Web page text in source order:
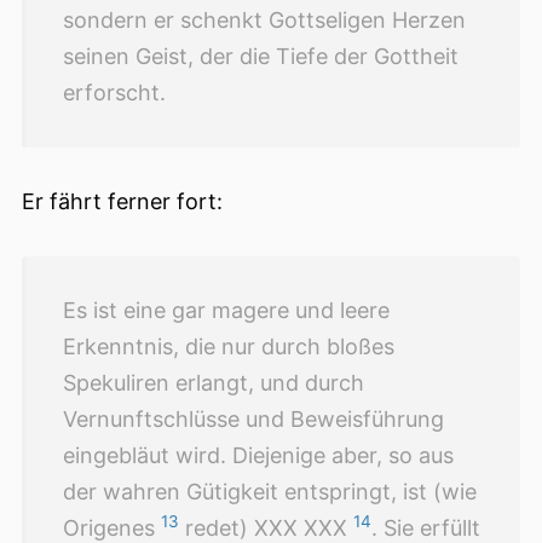
sondern er schenkt Gottseligen Herzen
seinen Geist, der die Tiefe der Gottheit
erforscht.
Er fährt ferner fort:
Es ist eine gar magere und leere
Erkenntnis, die nur durch bloßes
Spekuliren erlangt, und durch
Vernunftschlüsse und Beweisführung
eingebläut wird. Diejenige aber, so aus
der wahren Gütigkeit entspringt, ist (wie
Origenes 13 redet) XXX XXX 14. Sie erfüllt